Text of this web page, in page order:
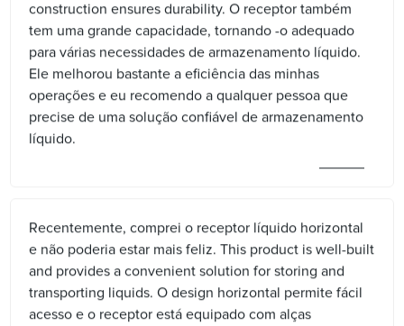
construction ensures durability. O receptor também
tem uma grande capacidade, tornando -o adequado
para várias necessidades de armazenamento líquido.
Ele melhorou bastante a eficiência das minhas
operações e eu recomendo a qualquer pessoa que
precise de uma solução confiável de armazenamento
líquido.
Recentemente, comprei o receptor líquido horizontal
e não poderia estar mais feliz. This product is well-built
and provides a convenient solution for storing and
transporting liquids. O design horizontal permite fácil
acesso e o receptor está equipado com alças